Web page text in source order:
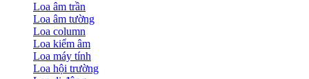
Loa âm trần
Loa âm tường
Loa column
Loa kiểm âm
Loa máy tính
Loa hội trường